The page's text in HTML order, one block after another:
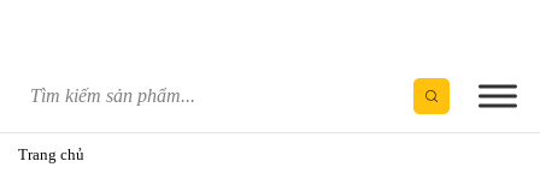
Trang chủ
HỖ TRỢ KHÁCH HÀNG